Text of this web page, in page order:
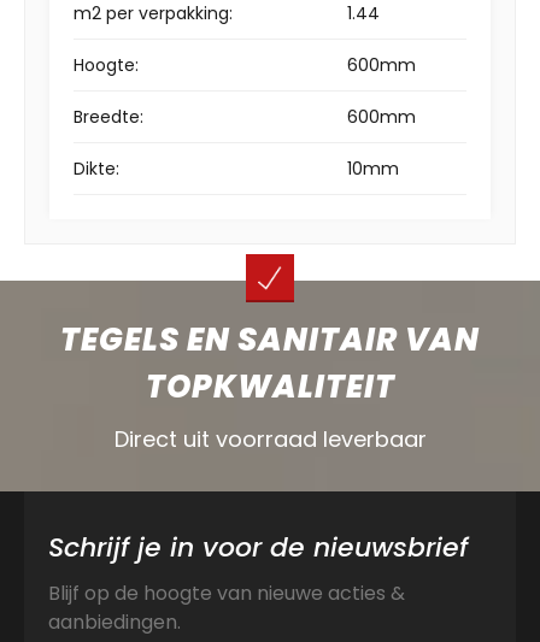
m2 per verpakking: 1.44
Hoogte: 600mm
Breedte: 600mm
Dikte: 10mm
TEGELS EN SANITAIR VAN
TOPKWALITEIT
Direct uit voorraad leverbaar
Schrijf je in voor de nieuwsbrief
Blijf op de hoogte van nieuwe acties &
aanbiedingen.